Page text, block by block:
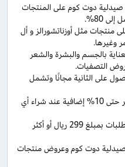
دوت كوم على المنتجات
80%.
بتخفيض حتى 70% على منتجات مثل أوزناتشورالز و أل
وغيرها.
العناية بالجسم والبشرة والشعر
التصفيات.
والحصول على الثانية مجانًا وتشمل
كود خصم صيدلية. كوم 2026 لتوفير حتى 10% إضافية عند شراء أي
عروض التوصيل والشحن المجاني للطلبات بمبلغ 299 ريال أو أكثر
صيدلية دوت كوم وعروض منتجات